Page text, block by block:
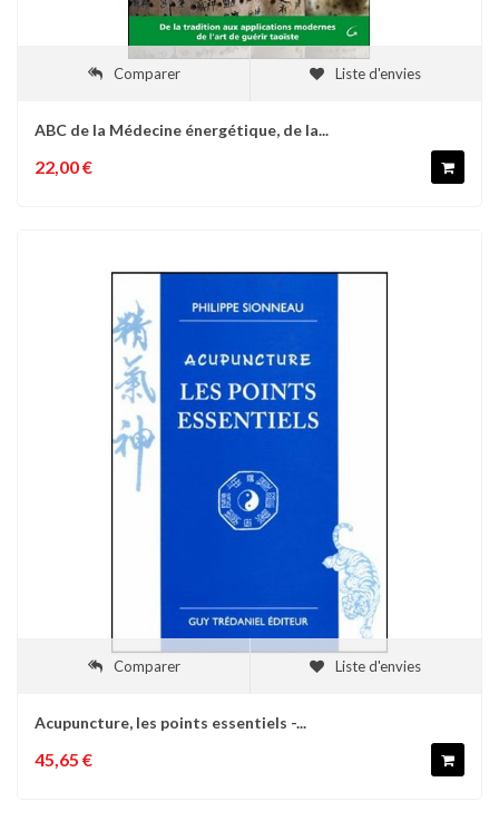
Comparer Liste d'envies
ABC de la Médecine énergétique, de la...
22,00 €
Comparer Liste d'envies
Acupuncture, les points essentiels -...
45,65 €